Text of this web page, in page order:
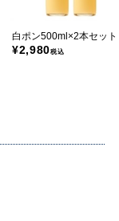
白ポン500ml×2本セット
¥2,980税込